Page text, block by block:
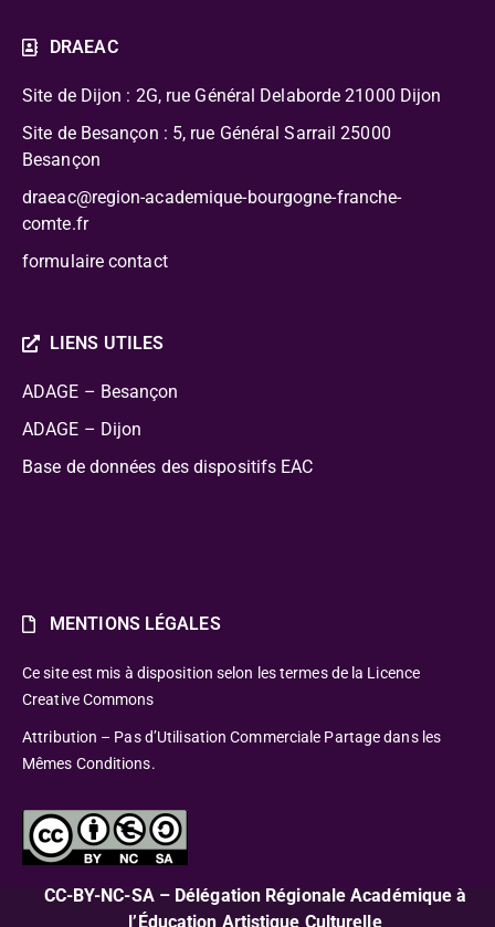
DRAEAC
Site de Dijon : 2G, rue Général Delaborde 21000 Dijon
Site de Besançon : 5, rue Général Sarrail 25000
Besançon
draeac@region-academique-bourgogne-franche-
comte.fr
formulaire contact
LIENS UTILES
ADAGE – Besançon
ADAGE – Dijon
Base de données des dispositifs EAC
MENTIONS LÉGALES
Ce site est mis à disposition selon les termes de la Licence
Creative Commons
Attribution – Pas d’Utilisation Commerciale Partage dans les
Mêmes Conditions.
CC-BY-NC-SA – Délégation Régionale Académique à
l’Éducation Artistique Culturelle